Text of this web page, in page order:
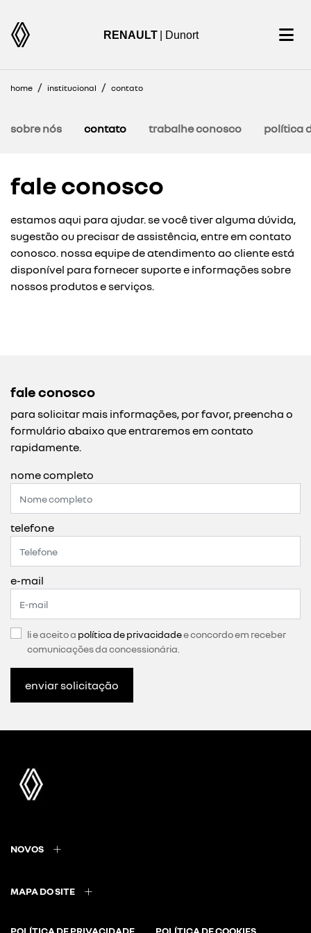
RENAULT | Dunort
home institucional contato
sobre nós contato trabalhe conosco política
fale conosco
estamos aqui para ajudar. se você tiver alguma dúvida,
sugestão ou precisar de assistência, entre em contato
conosco. nossa equipe de atendimento ao cliente está
disponível para fornecer suporte e informações sobre
nossos produtos e serviços.
fale conosco
para solicitar mais informações, por favor, preencha o
formulário abaixo que entraremos em contato
rapidamente.
nome completo
telefone
e-mail
li e aceito a política de privacidadee concordo em receber
comunicações da concessionária.
enviar solicitação
NOVOS
MAPA DO SITE
POLÍTICA DE PRIVACIDADE POLÍTICA DE COOKIES